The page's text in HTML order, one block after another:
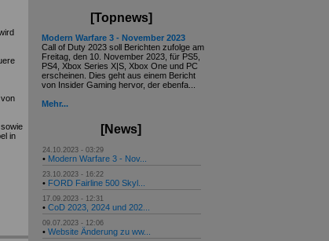
in
[Topnews]
Modern Warfare 3 - November 2023
Call of Duty 2023 soll Berichten zufolge am
Freitag, den 10. November 2023, für PS5,
PS4, Xbox Series X|S, Xbox One und PC
erscheinen. Dies geht aus einem Bericht
von Insider Gaming hervor, der ebenfa...
Mehr...
[News]
24.10.2023 - 03:29
• Modern Warfare 3 - Nov...
23.10.2023 - 16:22
• FORD Fairline 500 Skyl...
17.09.2023 - 12:31
• CoD 2023, 2024 und 202...
09.07.2023 - 12:06
• Website Änderung zu ww...